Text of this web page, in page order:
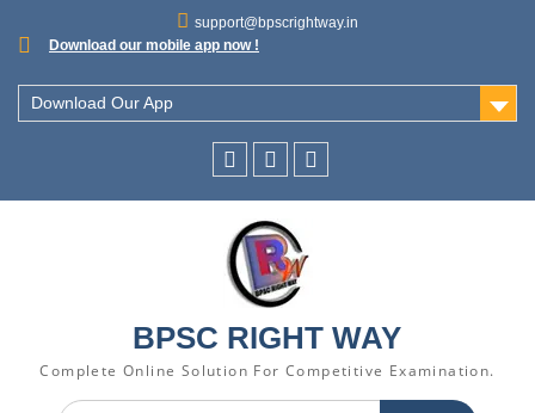
support@bpscrightway.in
Download our mobile app now !
Download Our App
BPSC RIGHT WAY
Complete Online Solution For Competitive Examination.